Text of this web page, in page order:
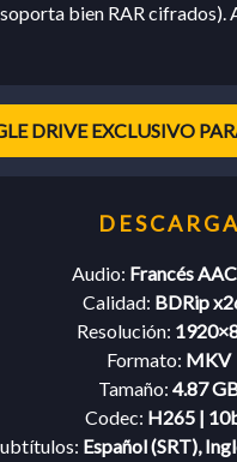
bien RAR cifrados).
DRIVE EXCLUSIVO
Audio: Francés
Calidad: BDRip
Resolución:
Formato: MKV
Tamaño: 4.87
Codec: H265 |
Español (SRT),